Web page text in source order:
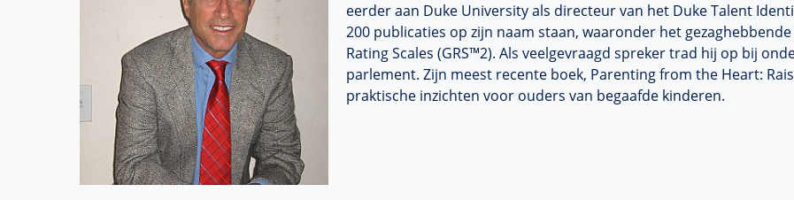
eerder aan Duke University als directeur van het Duke Talent
200 publicaties op zijn naam staan, waaronder het
Rating Scales (GRS™2). Als veelgevraagd spreker trad hij op bij
parlement. Zijn meest recente boek, Parenting from the Heart:
praktische inzichten voor ouders van begaafde kinderen.